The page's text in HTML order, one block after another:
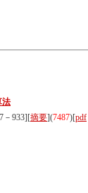
法
－933][摘要](7487)[pdf